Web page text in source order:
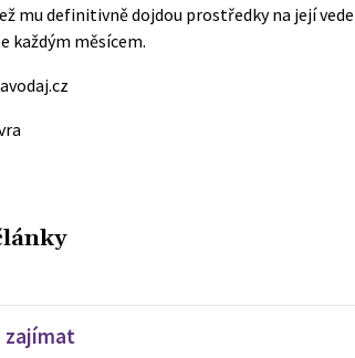
mu definitivně dojdou prostředky na její
každým měsícem.
zajímat